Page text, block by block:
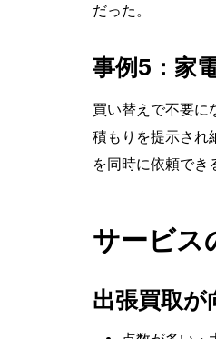
だった。
事例5：家
買い替えで不要に
積もりを提示され
を同時に依頼でき
サービス
出張買取が